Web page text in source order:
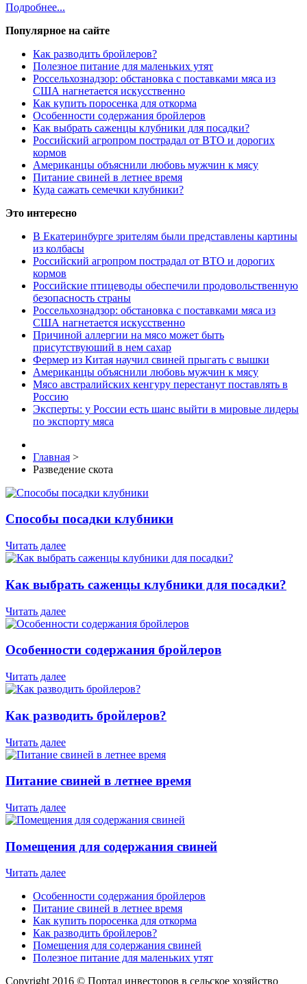
Подробнее...
Популярное на сайте
Как разводить бройлеров?
Полезное питание для маленьких утят
Россельхознадзор: обстановка с поставками мяса из
США нагнетается искусственно
Как купить поросенка для откорма
Особенности содержания бройлеров
Как выбрать саженцы клубники для посадки?
Российский агропром пострадал от ВТО и дорогих
кормов
Американцы объяснили любовь мужчин к мясу
Питание свиней в летнее время
Куда сажать семечки клубники?
Это интересно
В Екатеринбурге зрителям были представлены картины
из колбасы
Российский агропром пострадал от ВТО и дорогих
кормов
Российские птицеводы обеспечили продовольственную
безопасность страны
Россельхознадзор: обстановка с поставками мяса из
США нагнетается искусственно
Причиной аллергии на мясо может быть
присутствуюший в нем сахар
Фермер из Китая научил свиней прыгать с вышки
Американцы объяснили любовь мужчин к мясу
Мясо австралийских кенгуру перестанут поставлять в
Россию
Эксперты: у России есть шанс выйти в мировые лидеры
по экспорту мяса
Главная >
Разведение скота
Способы посадки клубники
Читать далее
Как выбрать саженцы клубники для посадки?
Читать далее
Особенности содержания бройлеров
Читать далее
Как разводить бройлеров?
Читать далее
Питание свиней в летнее время
Читать далее
Помещения для содержания свиней
Читать далее
Особенности содержания бройлеров
Питание свиней в летнее время
Как купить поросенка для откорма
Как разводить бройлеров?
Помещения для содержания свиней
Полезное питание для маленьких утят
Copyright 2016 © Портал инвесторов в сельское хозяйство